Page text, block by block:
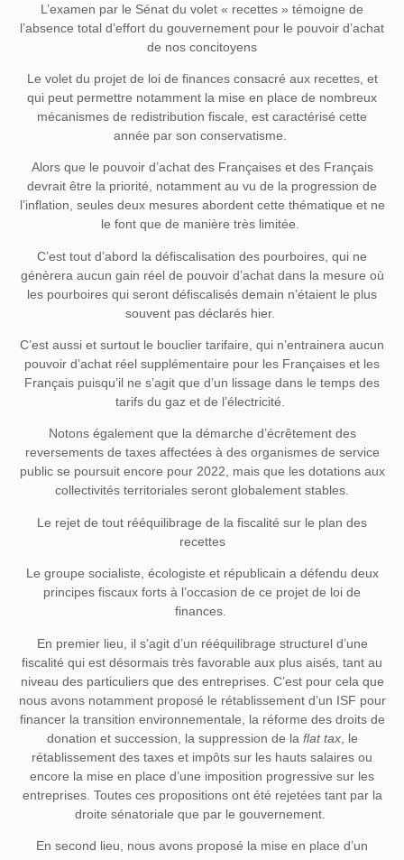
L’examen par le Sénat du volet « recettes » témoigne de
l’absence total d’effort du gouvernement pour le pouvoir d’achat
de nos concitoyens
Le volet du projet de loi de finances consacré aux recettes, et
qui peut permettre notamment la mise en place de nombreux
mécanismes de redistribution fiscale, est caractérisé cette
année par son conservatisme.
Alors que le pouvoir d’achat des Françaises et des Français
devrait être la priorité, notamment au vu de la progression de
l’inflation, seules deux mesures abordent cette thématique et ne
le font que de manière très limitée.
C’est tout d’abord la défiscalisation des pourboires, qui ne
génèrera aucun gain réel de pouvoir d’achat dans la mesure où
les pourboires qui seront défiscalisés demain n’étaient le plus
souvent pas déclarés hier.
C’est aussi et surtout le bouclier tarifaire, qui n’entrainera aucun
pouvoir d’achat réel supplémentaire pour les Françaises et les
Français puisqu’il ne s’agit que d’un lissage dans le temps des
tarifs du gaz et de l’électricité.
Notons également que la démarche d’écrêtement des
reversements de taxes affectées à des organismes de service
public se poursuit encore pour 2022, mais que les dotations aux
collectivités territoriales seront globalement stables.
Le rejet de tout rééquilibrage de la fiscalité sur le plan des
recettes
Le groupe socialiste, écologiste et républicain a défendu deux
principes fiscaux forts à l’occasion de ce projet de loi de
finances.
En premier lieu, il s’agit d’un rééquilibrage structurel d’une
fiscalité qui est désormais très favorable aux plus aisés, tant au
niveau des particuliers que des entreprises. C’est pour cela que
nous avons notamment proposé le rétablissement d’un ISF pour
financer la transition environnementale, la réforme des droits de
donation et succession, la suppression de la flat tax, le
rétablissement des taxes et impôts sur les hauts salaires ou
encore la mise en place d’une imposition progressive sur les
entreprises. Toutes ces propositions ont été rejetées tant par la
droite sénatoriale que par le gouvernement.
En second lieu, nous avons proposé la mise en place d’un